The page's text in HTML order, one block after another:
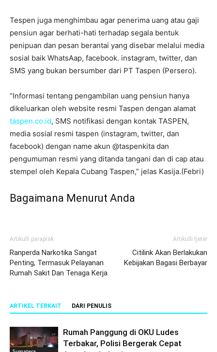
Tespen juga menghimbau agar penerima uang atau gaji
pensiun agar berhati-hati terhadap segala bentuk
penipuan dan pesan berantai yang disebar melalui media
sosial baik WhatsAap, facebook. instagram, twitter, dan
SMS yang bukan bersumber dari PT Taspen (Persero).
“Informasi tentang pengambilan uang pensiun hanya
dikeluarkan oleh website resmi Taspen dengan alamat
taspen.co.id, SMS notifikasi dengan kontak TASPEN,
media sosial resmi taspen (instagram, twitter, dan
facebook) dengan name akun @taspenkita dan
pengumuman resmi yang ditanda tangani dan di cap atau
stempel oleh Kepala Cubang Taspen,” jelas Kasija.(Febri)
Bagaimana Menurut Anda
Artikulli paraprak
Ranperda Narkotika Sangat
Penting, Termasuk Pelayanan
Rumah Sakit Dan Tenaga Kerja
Artikulli tjetër
Citilink Akan Berlakukan
Kebijakan Bagasi Berbayar
ARTIKEL TERKAIT DARI PENULIS
Rumah Panggung di OKU Ludes
Terbakar, Polisi Bergerak Cepat